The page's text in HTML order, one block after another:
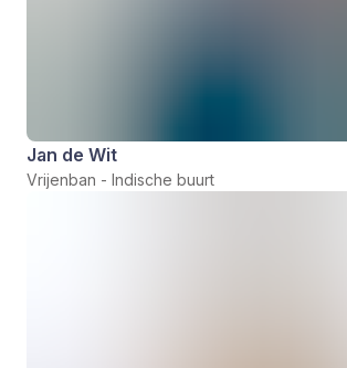
Jan de Wit
Vrijenban - Indische buurt